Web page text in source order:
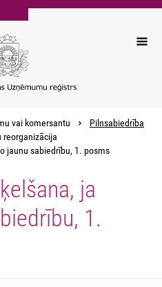
vai komersantu
Pilnsabiedrība
reorganizācija
jaunu sabiedrību, 1. posms
ja
1.